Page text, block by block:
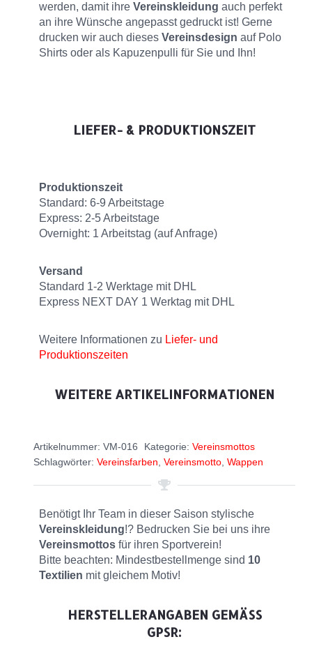
werden, damit ihre Vereinskleidung auch perfekt
an ihre Wünsche angepasst gedruckt ist! Gerne
drucken wir auch dieses Vereinsdesign auf Polo
Shirts oder als Kapuzenpulli für Sie und Ihn!
LIEFER- & PRODUKTIONSZEIT
Produktionszeit
Standard: 6-9 Arbeitstage
Express: 2-5 Arbeitstage
Overnight: 1 Arbeitstag (auf Anfrage)
Versand
Standard 1-2 Werktage mit DHL
Express NEXT DAY 1 Werktag mit DHL
Weitere Informationen zu Liefer- und
Produktionszeiten
WEITERE ARTIKELINFORMATIONEN
Artikelnummer: VM-016 Kategorie: Vereinsmottos
Schlagwörter: Vereinsfarben Vereinsmotto Wappen
Benötigt Ihr Team in dieser Saison stylische
Vereinskleidung!? Bedrucken Sie bei uns ihre
Vereinsmottos für ihren Sportverein!
Bitte beachten: Mindestbestellmenge sind 10
Textilien mit gleichem Motiv!
HERSTELLERANGABEN GEMÄSS G
PSR: